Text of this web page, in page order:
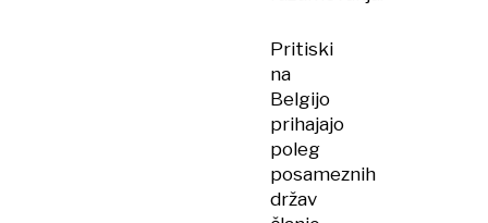
Pritiski
na
Belgijo
prihajajo
poleg
posameznih
držav